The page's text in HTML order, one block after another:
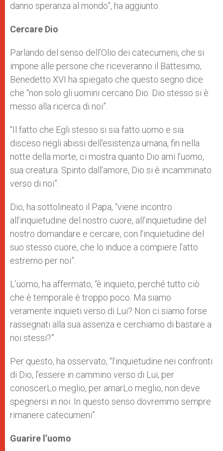
danno speranza al mondo”, ha aggiunto.
Cercare Dio
Parlando del senso dell’Olio dei catecumeni, che si
impone alle persone che riceveranno il Battesimo,
Benedetto XVI ha spiegato che questo segno dice
che “non solo gli uomini cercano Dio. Dio stesso si è
messo alla ricerca di noi”.
“Il fatto che Egli stesso si sia fatto uomo e sia
disceso negli abissi dell’esistenza umana, fin nella
notte della morte, ci mostra quanto Dio ami l’uomo,
sua creatura. Spinto dall’amore, Dio si è incamminato
verso di noi”.
Dio, ha sottolineato il Papa, “viene incontro
all’inquietudine del nostro cuore, all’inquietudine del
nostro domandare e cercare, con l’inquietudine del
suo stesso cuore, che lo induce a compiere l’atto
estremo per noi”.
L’uomo, ha affermato, “è inquieto, perché tutto ciò
che è temporale è troppo poco. Ma siamo
veramente inquieti verso di Lui? Non ci siamo forse
rassegnati alla sua assenza e cerchiamo di bastare a
noi stessi?”.
Per questo, ha osservato, “l’inquietudine nei confronti
di Dio, l’essere in cammino verso di Lui, per
conoscerLo meglio, per amarLo meglio, non deve
spegnersi in noi. In questo senso dovremmo sempre
rimanere catecumeni”.
Guarire l’uomo